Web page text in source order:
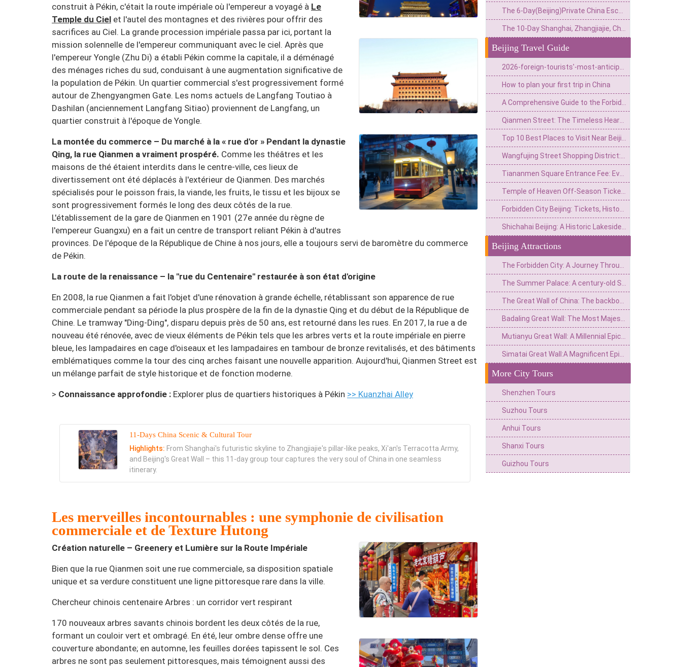
Beijing Travel Guide
How to plan your first trip in China
Beijing Attractions
More City Tours
Shenzhen Tours
Suzhou Tours
Anhui Tours
Shanxi Tours
Guizhou Tours
construit à Pékin, c'était la route impériale où l'empereur a voyagé à Le
Temple du Ciel et l'autel des montagnes et des rivières pour offrir des
sacrifices au Ciel. La grande procession impériale passa par ici, portant la
mission solennelle de l'empereur communiquant avec le ciel. Après que
l'empereur Yongle (Zhu Di) a établi Pékin comme la capitale, il a déménagé
des ménages riches du sud, conduisant à une augmentation significative de
la population de Pékin. Un quartier commercial s'est progressivement formé
autour de Zhengyangmen Gate. Les noms actuels de Langfang Toutiao à
Dashilan (anciennement Langfang Sitiao) proviennent de Langfang, un
quartier construit à l'époque de Yongle.
La montée du commerce – Du marché à la « rue d'or » Pendant la dynastie
Qing, la rue Qianmen a vraiment prospéré. Comme les théâtres et les
maisons de thé étaient interdits dans le centre-ville, ces lieux de
divertissement ont été déplacés à l'extérieur de Qianmen. Des marchés
spécialisés pour le poisson frais, la viande, les fruits, le tissu et les bijoux se
sont progressivement formés le long des deux côtés de la rue.
L'établissement de la gare de Qianmen en 1901 (27e année du règne de
l'empereur Guangxu) en a fait un centre de transport reliant Pékin à d'autres
provinces. De l'époque de la République de Chine à nos jours, elle a toujours servi de baromètre du commerce
de Pékin.
La route de la renaissance – la "rue du Centenaire" restaurée à son état d'origine
En 2008, la rue Qianmen a fait l'objet d'une rénovation à grande échelle, rétablissant son apparence de rue
commerciale pendant sa période la plus prospère de la fin de la dynastie Qing et du début de la République de
Chine. Le tramway "Ding-Ding", disparu depuis près de 50 ans, est retourné dans les rues. En 2017, la rue a de
nouveau été rénovée, avec de vieux éléments de Pékin tels que les arbres verts et la route impériale en pierre
bleue, les lampadaires en cage d'oiseaux et les lampadaires en tambour de bronze revitalisés, et des bâtiments
emblématiques comme la tour des cinq arches faisant une nouvelle apparition. Aujourd'hui, Qianmen Street est
un mélange parfait de style historique et de fonction moderne.
> Connaissance approfondie : Explorer plus de quartiers historiques à Pékin >> Kuanzhai Alley
11-Days China Scenic & Cultural Tour
Highlights: From Shanghai's futuristic skyline to Zhangjiajie's pillar-like peaks, Xi'an's Terracotta Army,
and Beijing's Great Wall – this 11-day group tour captures the very soul of China in one seamless
itinerary.
Les merveilles incontournables : une symphonie de civilisation
commerciale et de Texture Hutong
Création naturelle – Greenery et Lumière sur la Route Impériale
Bien que la rue Qianmen soit une rue commerciale, sa disposition spatiale
unique et sa verdure constituent une ligne pittoresque rare dans la ville.
Chercheur chinois centenaire Arbres : un corridor vert respirant
170 nouveaux arbres savants chinois bordent les deux côtés de la rue,
formant un couloir vert et ombragé. En été, leur ombre dense offre une
couverture abondante; en automne, les feuilles dorées tapissent le sol. Ces
arbres ne sont pas seulement pittoresques, mais témoignent aussi des